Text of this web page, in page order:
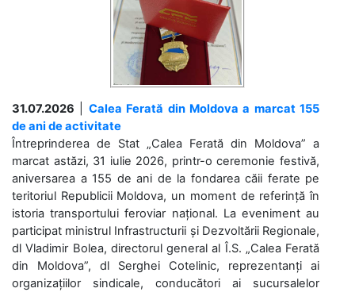
31.07.2026
Calea Ferată din Moldova a marcat 155
de ani de activitate
Întreprinderea de Stat „Calea Ferată din Moldova” a
marcat astăzi, 31 iulie 2026, printr-o ceremonie festivă,
aniversarea a 155 de ani de la fondarea căii ferate pe
teritoriul Republicii Moldova, un moment de referință în
istoria transportului feroviar național. La eveniment au
participat ministrul Infrastructurii și Dezvoltării Regionale,
dl Vladimir Bolea, directorul general al Î.S. „Calea Ferată
din Moldova”, dl Serghei Cotelinic, reprezentanți ai
organizațiilor sindicale, conducători ai sucursalelor